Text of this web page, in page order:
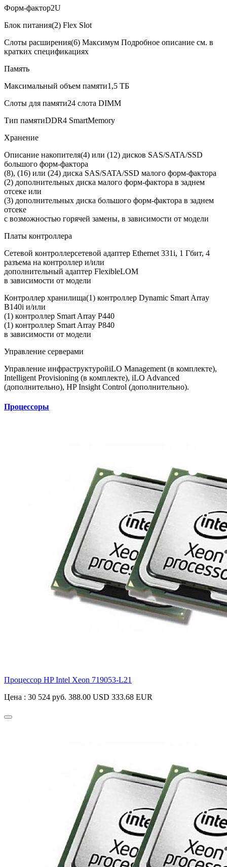
Форм-фактор2U
Блок питания(2) Flex Slot
Слоты расширения(6) Максимум Подробное описание см. в
кратких спецификациях
Память
Максимальный объем памяти1,5 ТБ
Слоты для памяти24 слота DIMM
Тип памятиDDR4 SmartMemory
Хранение
Описание накопителя(4) или (12) дисков SAS/SATA/SSD
большого форм-фактора
(8), (16) или (24) диска SAS/SATA/SSD малого форм-фактора
(2) дополнительных диска малого форм-фактора в заднем
отсеке или
(3) дополнительных диска большого форм-фактора в заднем
отсеке
с возможностью горячей замены, в зависимости от модели
Платы контроллера
Сетевой контроллерсетевой адаптер Ethernet 331i, 1 Гбит, 4
разъема на контроллер и/или
дополнительный адаптер FlexibleLOM
в зависимости от модели
Контроллер хранилища(1) контроллер Dynamic Smart Array
B140i и/или
(1) контроллер Smart Array P440
(1) контроллер Smart Array P840
в зависимости от модели
Управление серверами
Управление инфраструктуройiLO Management (в комплекте),
Intelligent Provisioning (в комплекте), iLO Advanced
(дополнительно), HP Insight Control (дополнительно).
Процессоры
Процессор HP Intel Xeon 719053-L21
Цена : 30 524 руб. 388.00 USD 333.68 EUR